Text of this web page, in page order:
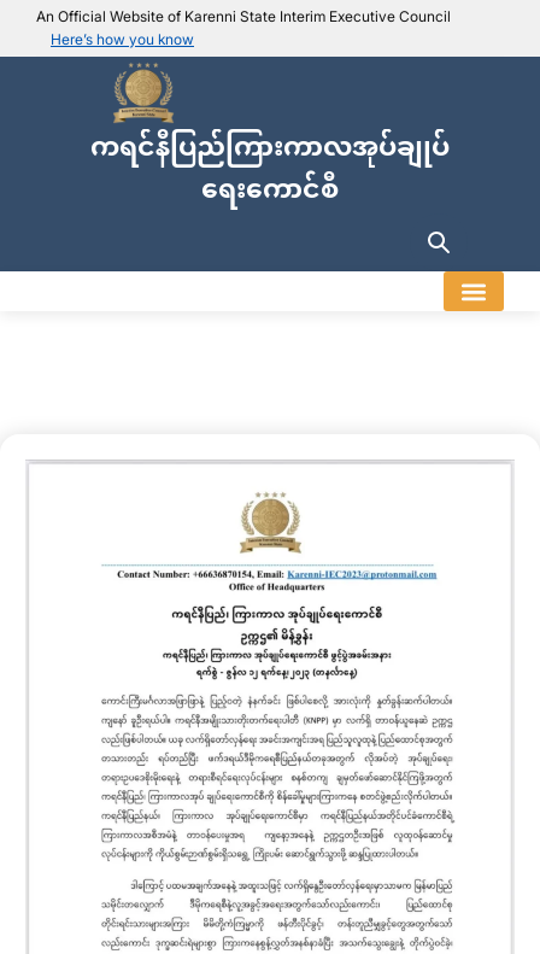
An Official Website of Karenni State Interim Executive Council
Here’s how you know
IEC official website links
Usually end with .ieckarenni.org
Trusted websites
Secure websites use HTTPS
or a URL starting with
ကရင်နီပြည်ကြားကာလအုပ်ချုပ်
ရေးကောင်စီ